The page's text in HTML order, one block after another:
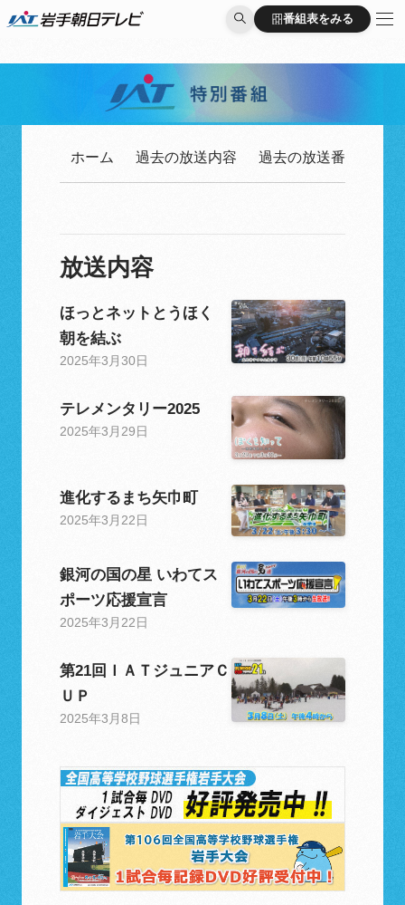
番組表をみる
番組表をみる
ホーム 過去の放送内容 過去の放送番組一覧
放送内容
ほっとネットとうほく
朝を結ぶ
2025年3月30日
テレメンタリー2025
2025年3月29日
進化するまち矢巾町
2025年3月22日
銀河の国の星 いわてス
ポーツ応援宣言
2025年3月22日
第21回ＩＡＴジュニアＣ
ＵＰ
2025年3月8日